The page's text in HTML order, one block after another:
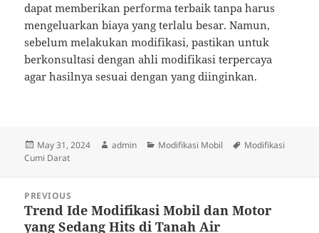
dapat memberikan performa terbaik tanpa harus
mengeluarkan biaya yang terlalu besar. Namun,
sebelum melakukan modifikasi, pastikan untuk
berkonsultasi dengan ahli modifikasi terpercaya
agar hasilnya sesuai dengan yang diinginkan.
Posted
on
May 31, 2024 Author
admin Categories
Modifikasi Mobil Tags
Modifikasi
Cumi Darat
navigation
PREVIOUS
Previous
post:
Trend Ide Modifikasi Mobil dan Motor
yang Sedang Hits di Tanah Air